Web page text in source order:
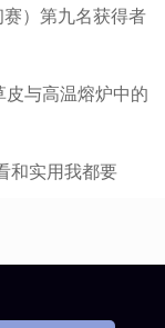
）第九名获得者
与高温熔炉中的
和实用我都要